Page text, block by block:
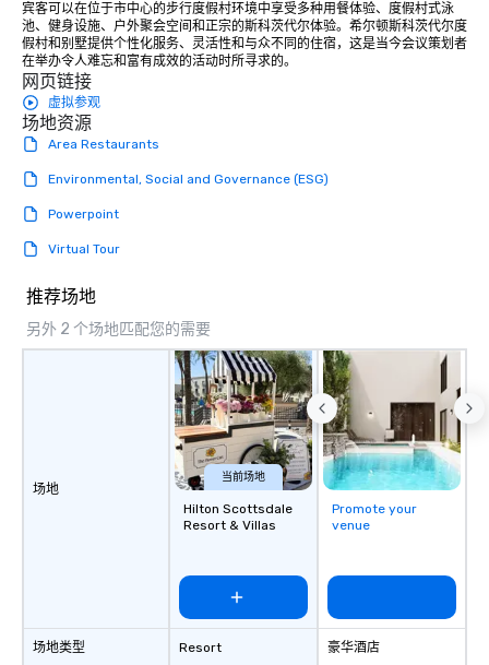
Our affordable tours are priced per
person with tax and gratuities
included. The only thing not included
are drinks. However, a beverage
package upgrade is available, which
provides guests a signature cocktail
at various stops. Build Your Network
Our exclusive experiences provide the
a typical sit-down dinner, you’re lucky
to engage the person to the left and
place at multiple restaurants, with
countless opportunities to interact
with different people when you sit
down at each venue and as you
traverse along the way. Our
experiences not only provide more
ways to network, but a more convivial
Lip Smacking Foodie Tours is ideal for
groups, small or large. Our
as 500 guests, making us an ideal
choice for any corporate group event.
Stress-Free Booking Process Booking
a tour is stress-free and allows you to
region. ★ STAR LYNN FIEGENER- LEAD
AND BACKGROUND
宾客可以在位于市中心的步行度假村环境中享受多种用餐体验、度假村式泳
池、健身设施、户外聚会空间和正宗的斯科茨代尔体验。希尔顿斯科茨代尔度
假村和别墅提供个性化服务、灵活性和与众不同的住宿，这是当今会议策划者
在举办令人难忘和富有成效的活动时所寻求的。
网页链接
虚拟参观
场地资源
Area Restaurants
Environmental, Social and Governance (ESG)
Powerpoint
Virtual Tour
推荐场地
另外 2 个场地匹配您的需要
场地
场地类型
当前场地
Hilton Scottsdale
Resort & Villas
Resort
Promote your
venue
豪华酒店